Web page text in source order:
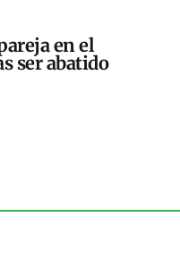
en el
ser abatido